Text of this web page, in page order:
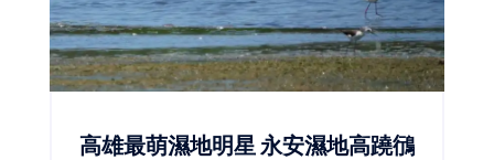
高雄最萌濕地明星 永安濕地高蹺鴴